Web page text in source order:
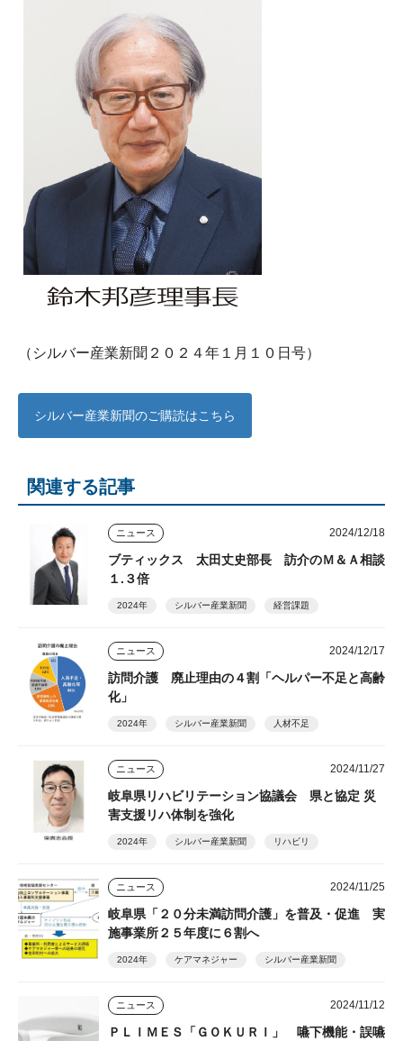
（シルバー産業新聞２０２４年１月１０日号）
シルバー産業新聞のご購読はこちら
関連する記事
ニュース 2024/12/18
ブティックス 太田丈史部長 訪介のＭ＆Ａ相談
１.３倍
2024年 シルバー産業新聞 経営課題
ニュース 2024/12/17
訪問介護 廃止理由の４割「ヘルパー不足と高齢
化」
2024年 シルバー産業新聞 人材不足
ニュース 2024/11/27
岐阜県リハビリテーション協議会 県と協定 災
害支援リハ体制を強化
2024年 シルバー産業新聞 リハビリ
ニュース 2024/11/25
岐阜県「２０分未満訪問介護」を普及・促進 実
施事業所２５年度に６割へ
2024年 ケアマネジャー シルバー産業新聞
ニュース 2024/11/12
ＰＬＩＭＥＳ「ＧＯＫＵＲＩ」 嚥下機能・誤嚥